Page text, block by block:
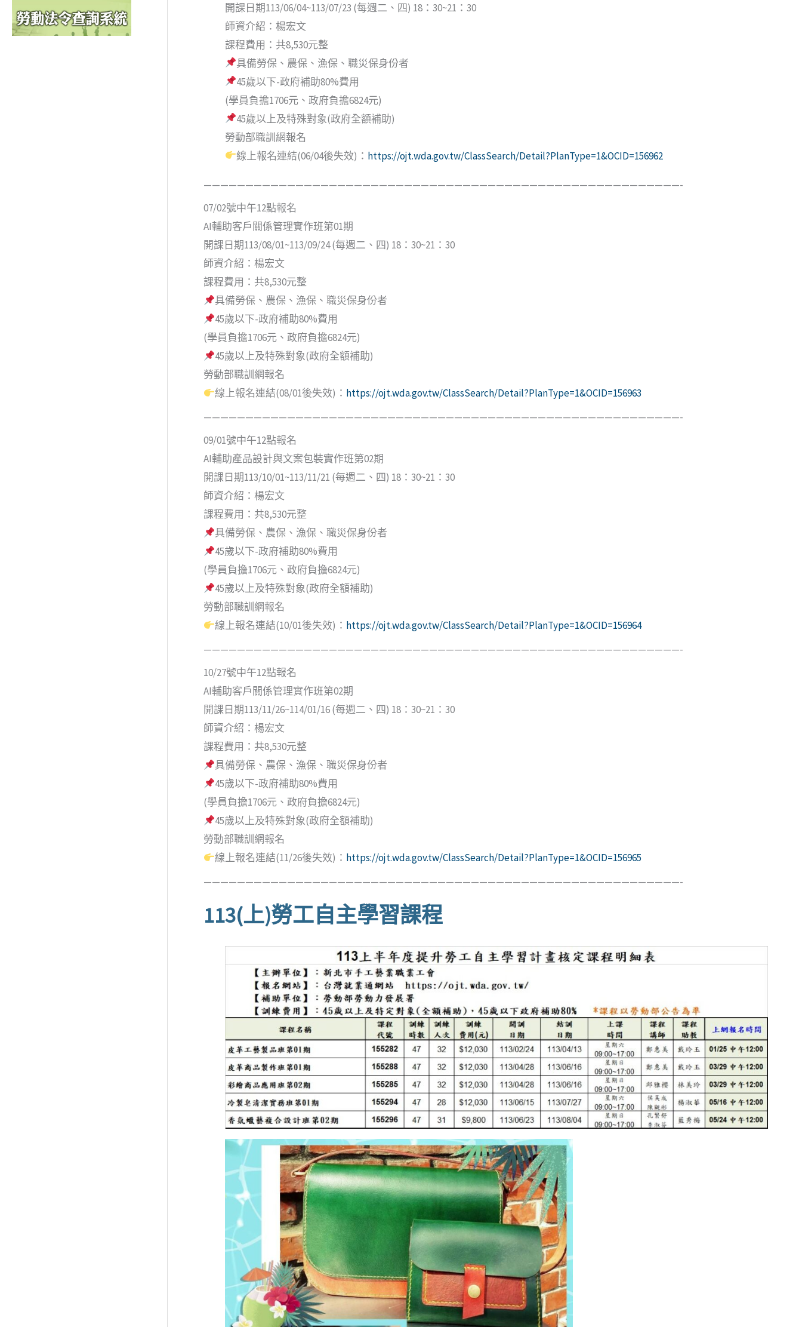
開課日期113/06/04~113/07/23 (每週二、四) 18：30~21：30
師資介紹：楊宏文
課程費用：共8,530元整
具備勞保、農保、漁保、職災保身份者
45歲以下-政府補助80%費用
(學員負擔1706元、政府負擔6824元)
45歲以上及特殊對象(政府全額補助)
勞動部職訓網報名
線上報名連結(06/04後失效)： https://ojt.wda.gov.tw/ClassSearch/Detail?PlanType=1&OCID=156962
—————————————————————————————————————————————————————————-
07/02號中午12點報名
AI輔助客戶關係管理實作班第01期
開課日期113/08/01~113/09/24 (每週二、四) 18：30~21：30
師資介紹：楊宏文
課程費用：共8,530元整
具備勞保、農保、漁保、職災保身份者
45歲以下-政府補助80%費用
(學員負擔1706元、政府負擔6824元)
45歲以上及特殊對象(政府全額補助)
勞動部職訓網報名
線上報名連結(08/01後失效)： https://ojt.wda.gov.tw/ClassSearch/Detail?PlanType=1&OCID=156963
—————————————————————————————————————————————————————————-
09/01號中午12點報名
AI輔助產品設計與文案包裝實作班第02期
開課日期113/10/01~113/11/21 (每週二、四) 18：30~21：30
師資介紹：楊宏文
課程費用：共8,530元整
具備勞保、農保、漁保、職災保身份者
45歲以下-政府補助80%費用
(學員負擔1706元、政府負擔6824元)
45歲以上及特殊對象(政府全額補助)
勞動部職訓網報名
線上報名連結(10/01後失效)： https://ojt.wda.gov.tw/ClassSearch/Detail?PlanType=1&OCID=156964
—————————————————————————————————————————————————————————-
10/27號中午12點報名
AI輔助客戶關係管理實作班第02期
開課日期113/11/26~114/01/16 (每週二、四) 18：30~21：30
師資介紹：楊宏文
課程費用：共8,530元整
具備勞保、農保、漁保、職災保身份者
45歲以下-政府補助80%費用
(學員負擔1706元、政府負擔6824元)
45歲以上及特殊對象(政府全額補助)
勞動部職訓網報名
線上報名連結(11/26後失效)： https://ojt.wda.gov.tw/ClassSearch/Detail?PlanType=1&OCID=156965
—————————————————————————————————————————————————————————-
113(上)勞工自主學習課程